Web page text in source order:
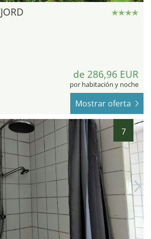
de 286,96 EUR
por habitación y noche
Mostrar oferta
7